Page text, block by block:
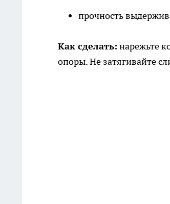
прочность
Как сделать: нарежьте
опоры. Не затягивайте